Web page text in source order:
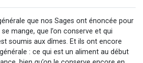
que nos Sages ont énoncée pour
mange, que l’on conserve et qui
soumis aux dîmes. Et ils ont encore
: ce qui est un aliment au début